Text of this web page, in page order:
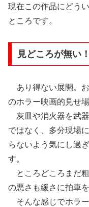
現在この作品にどう
ところです。
見どころが無い
あり得ない展開。
のホラー映画的見せ場
灰皿や消火器を武
ではなく、多分現場
らないよう気にし過
す。
ところどころまだ
の悪さも緩さに拍車を
そんな感じでホラ